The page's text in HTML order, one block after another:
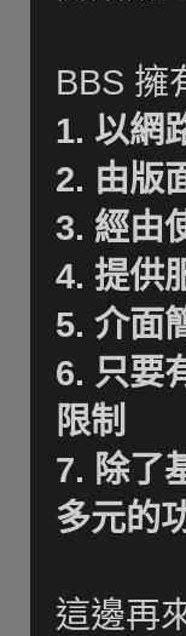
BBS 擁
1. 以網
2. 由版
3. 經由
4. 提供
5. 介面
6. 只要
限制
7. 除了
多元的
這邊再